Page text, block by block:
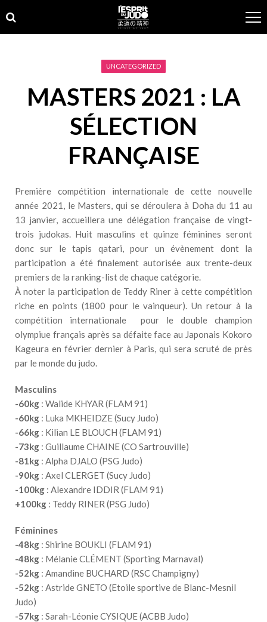
to
navigation
to
content
UNCATEGORIZED
MASTERS 2021 : LA
SÉLECTION
FRANÇAISE
Première compétition internationale de cette nouvelle
année 2021, le Masters, qui se déroulera à Doha du 11 au
13 janvier, accueillera une délégation française de vingt-
trois judokas. Huit masculins et quinze féminines seront
donc sur le tapis qatari, pour un évènement dont la
participation a été finalement autorisée aux trente-deux
premiers de la ranking-list de chaque catégorie.
À noter la participation de Teddy Riner à cette compétition
riche en points (1800 pour le vainqueur). Un retour à la
compétition internationale pour le double champion
olympiue français après sa défaite face au Japonais Kokoro
Kageura en février dernier à Paris, qui sera scruté de près
par le monde du judo.
Masculins
-60kg : Walide KHYAR (FLAM 91)
-60kg : Luka MKHEIDZE (Sucy Judo)
-66kg : Kilian LE BLOUCH (FLAM 91)
-73kg : Guillaume CHAINE (CO Sartrouville)
-81kg : Alpha DJALO (PSG Judo)
-90kg : Axel CLERGET (Sucy Judo)
-100kg : Alexandre IDDIR (FLAM 91)
+100kg : Teddy RINER (PSG Judo)
Féminines
-48kg : Shirine BOUKLI (FLAM 91)
-48kg : Mélanie CLÉMENT (Sporting Marnaval)
-52kg : Amandine BUCHARD (RSC Champigny)
-52kg : Astride GNETO (Etoile sportive de Blanc-Mesnil
Judo)
-57kg : Sarah-Léonie CYSIQUE (ACBB Judo)